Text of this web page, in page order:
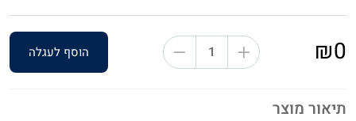
תיאור מוצר
₪0 הוסף לעגלה